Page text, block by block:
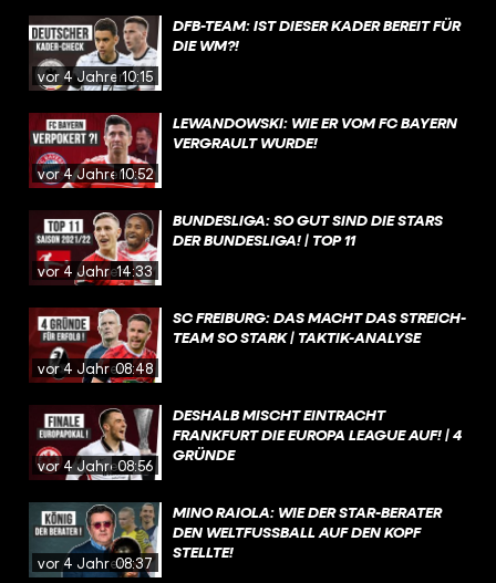
vor 4 Jahren10:15
DFB-TEAM: IST DIESER KADER BEREIT FÜR
DIE WM?!
vor 4 Jahren10:52
LEWANDOWSKI: WIE ER VOM FC BAYERN
VERGRAULT WURDE!
vor 4 Jahren14:33
BUNDESLIGA: SO GUT SIND DIE STARS
DER BUNDESLIGA! | TOP 11
vor 4 Jahren08:48
SC FREIBURG: DAS MACHT DAS STREICH-
TEAM SO STARK | TAKTIK-ANALYSE
vor 4 Jahren08:56
DESHALB MISCHT EINTRACHT
FRANKFURT DIE EUROPA LEAGUE AUF! | 4
GRÜNDE
vor 4 Jahren08:37
MINO RAIOLA: WIE DER STAR-BERATER
DEN WELTFUSSBALL AUF DEN KOPF S
TELLTE!